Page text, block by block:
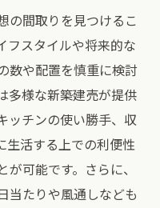
の間取りを見つけるこ
フスタイルや将来的な
数や配置を慎重に検討
多様な新築建売が提供
ッチンの使い勝手、収
生活する上での利便性
可能です。さらに、
当たりや風通しなども